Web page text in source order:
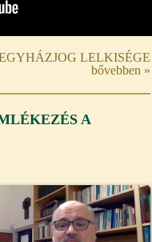
LELKISÉGE
bővebben »
A